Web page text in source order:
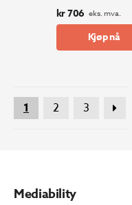
kr706 eks. mva.
Kjøp nå
1 2 3
Mediability